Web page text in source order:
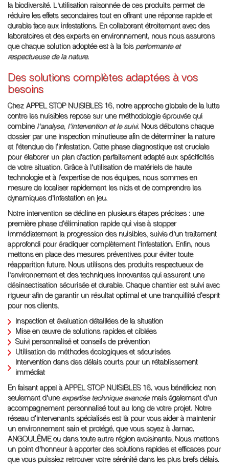
la biodiversité. L'utilisation raisonnée de ces produits permet de
réduire les effets secondaires tout en offrant une réponse rapide et
durable face aux infestations. En collaborant étroitement avec des
laboratoires et des experts en environnement, nous nous assurons
que chaque solution adoptée est à la fois performante et
respectueuse de la nature.
Des solutions complètes adaptées à vos
besoins
Chez APPEL STOP NUISIBLES 16, notre approche globale de la lutte
contre les nuisibles repose sur une méthodologie éprouvée qui
combine l'analyse, l'intervention et le suivi. Nous débutons chaque
dossier par une inspection minutieuse afin de déterminer la nature
et l'étendue de l'infestation. Cette phase diagnostique est cruciale
pour élaborer un plan d'action parfaitement adapté aux spécificités
de votre situation. Grâce à l'utilisation de matériels de haute
technologie et à l'expertise de nos équipes, nous sommes en
mesure de localiser rapidement les nids et de comprendre les
dynamiques d'infestation en jeu.
Notre intervention se décline en plusieurs étapes précises : une
première phase d'élimination rapide qui vise à stopper
immédiatement la progression des nuisibles, suivie d'un traitement
approfondi pour éradiquer complètement l'infestation. Enfin, nous
mettons en place des mesures préventives pour éviter toute
réapparition future. Nous utilisons des produits respectueux de
l'environnement et des techniques innovantes qui assurent une
désinsectisation sécurisée et durable. Chaque chantier est suivi avec
rigueur afin de garantir un résultat optimal et une tranquillité d'esprit
pour nos clients.
Inspection et évaluation détaillées de la situation
Mise en œuvre de solutions rapides et ciblées
Suivi personnalisé et conseils de prévention
Utilisation de méthodes écologiques et sécurisées
Intervention dans des délais courts pour un rétablissement
immédiat
En faisant appel à APPEL STOP NUISIBLES 16, vous bénéficiez non
seulement d'une expertise technique avancéemais également d'un
accompagnement personnalisé tout au long de votre projet. Notre
réseau d'intervenants spécialisés est là pour vous aider à maintenir
un environnement sain et protégé, que vous soyez à Jarnac,
ANGOULÊME ou dans toute autre région avoisinante. Nous mettons
un point d'honneur à apporter des solutions rapides et efficaces pour
que vous puissiez retrouver votre sérénité dans les plus brefs délais.